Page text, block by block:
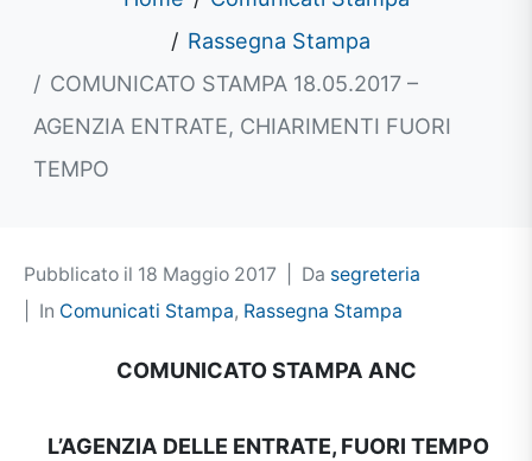
Rassegna Stampa
COMUNICATO STAMPA 18.05.2017 –
AGENZIA ENTRATE, CHIARIMENTI FUORI
TEMPO
Pubblicato il 18 Maggio 2017 Da segreteria
In Comunicati Stampa, Rassegna Stampa
COMUNICATO STAMPA ANC
L’AGENZIA DELLE ENTRATE, FUORI TEMPO